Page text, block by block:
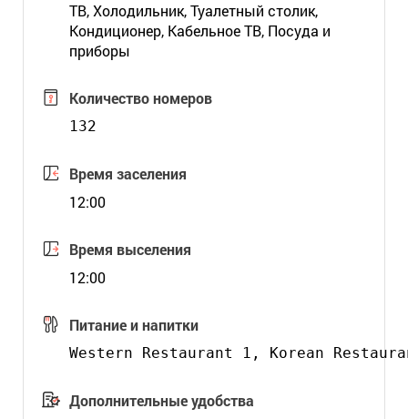
ТВ, Холодильник, Туалетный столик,
Кондиционер, Кабельное ТВ, Посуда и
приборы
Количество номеров
132
Время заселения
12:00
Время выселения
12:00
Питание и напитки
Дополнительные удобства